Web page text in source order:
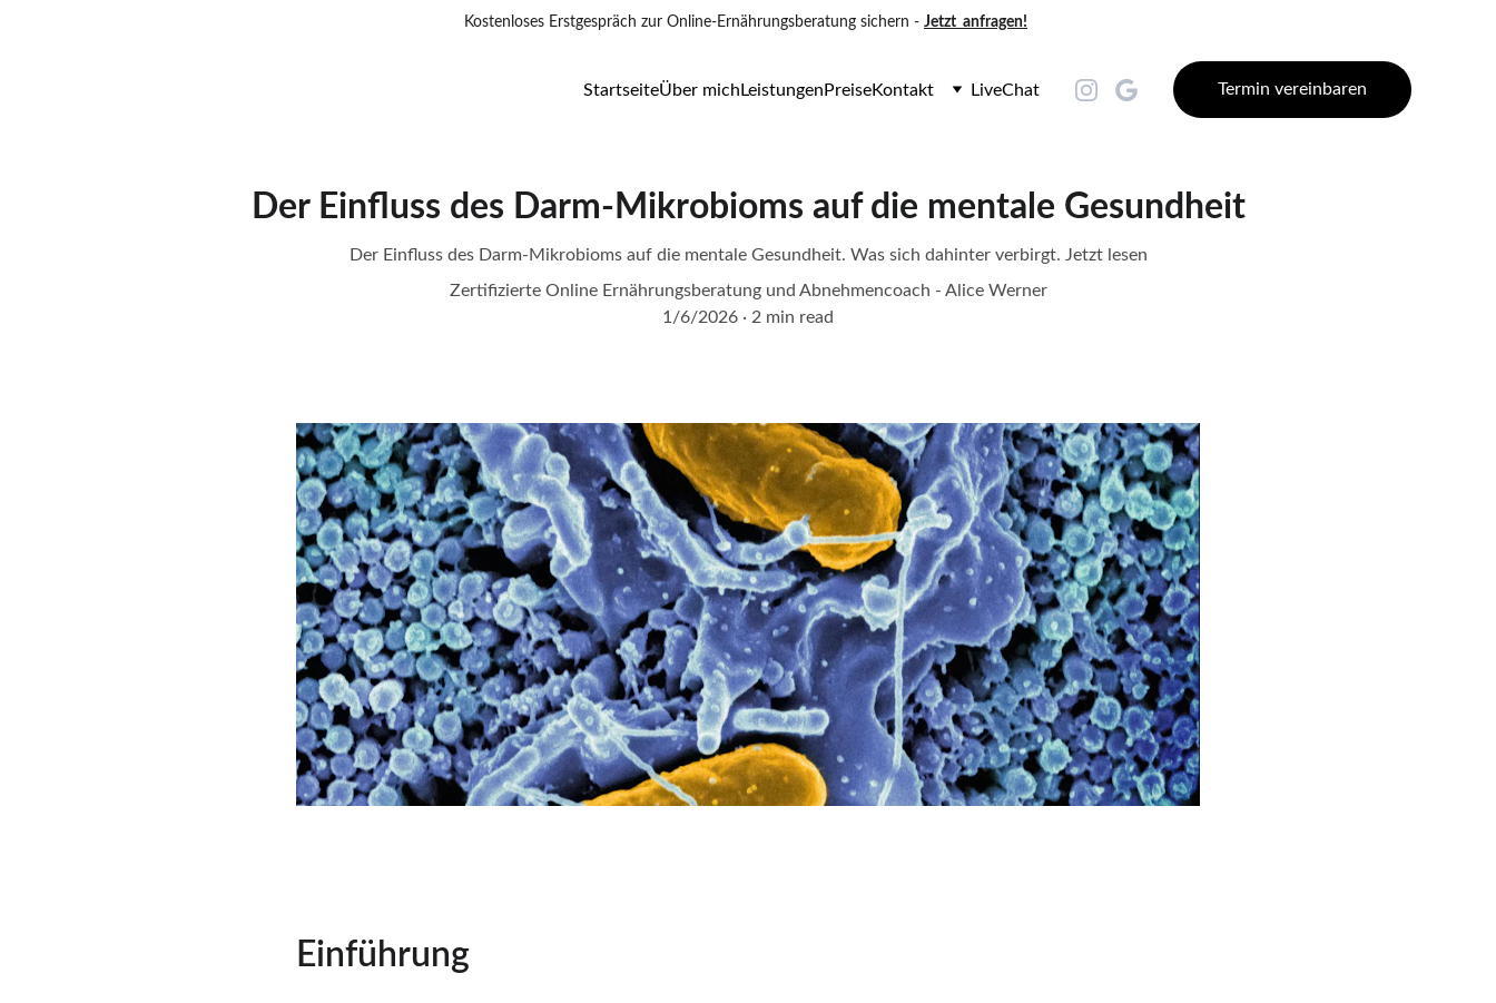
Kostenloses Erstgespräch zur Online-Ernährungsberatung sichern - Jetzt  anfragen!
StartseiteÜber michLeistungenPreiseKontakt LiveChat Termin vereinbaren
Der Einfluss des Darm-Mikrobioms auf die mentale Gesundheit
Der Einfluss des Darm-Mikrobioms auf die mentale Gesundheit. Was sich dahinter verbirgt. Jetzt lesen
Zertifizierte Online Ernährungsberatung und Abnehmencoach - Alice Werner
1/6/2026
2 min read
Einführung